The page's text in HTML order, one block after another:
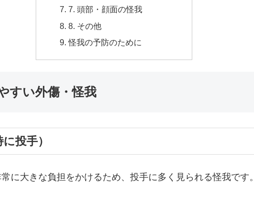
7. 頭部・顔面の怪我
8. その他
怪我の予防のために
すい外傷・怪我
投手）
に大きな負担をかけるため、投手に多く見られる怪我です。